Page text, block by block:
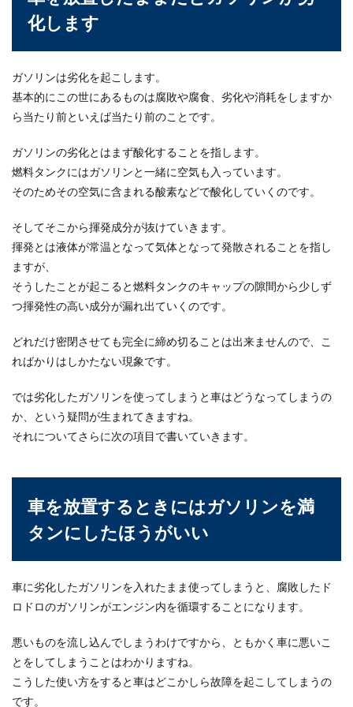
交通違反で免停になったのに、出頭指定日に出頭
できない場合は期日を変更することは可能なのか
という疑問。...
バイクのオイル交換はガソリンスタン
ドでもできるが注意が必要
オイル交換といえばすぐにガソリンスタンドを思
い浮かべますが、バイクもガソリンスタンドで行
その対策とは
いなくラジエーターの水漏れです。他にも水漏れ
した...
注意！車のテレビ視聴はバッテリー上
がりの原因になります
車での待ち時間、子供を迎えに行った時、病院の
方も少なくな...
に仕上げるやり方をご紹介
いざ洗車をしようと思っても、なかなか自分です
化します
ガソリンは劣化を起こします。
基本的にこの世にあるものは腐敗や腐食、劣化や消耗をしますか
ら当たり前といえば当たり前のことです。
ガソリンの劣化とはまず酸化することを指します。
燃料タンクにはガソリンと一緒に空気も入っています。
そのためその空気に含まれる酸素などで酸化していくのです。
そしてそこから揮発成分が抜けていきます。
揮発とは液体が常温となって気体となって発散されることを指し
ますが、
そうしたことが起こると燃料タンクのキャップの隙間から少しず
つ揮発性の高い成分が漏れ出ていくのです。
どれだけ密閉させても完全に締め切ることは出来ませんので、こ
ればかりはしかたない現象です。
では劣化したガソリンを使ってしまうと車はどうなってしまうの
か、という疑問が生まれてきますね。
それについてさらに次の項目で書いていきます。
車を放置するときにはガソリンを満
タンにしたほうがいい
車に劣化したガソリンを入れたまま使ってしまうと、腐敗したド
ロドロのガソリンがエンジン内を循環することになります。
悪いものを流し込んでしまうわけですから、ともかく車に悪いこ
とをしてしまうことはわかりますね。
こうした使い方をすると車はどこかしら故障を起こしてしまうの
です。